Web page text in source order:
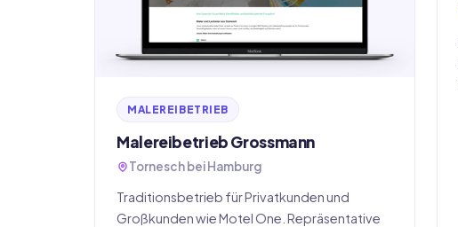
MALEREIBETRIEB
Malereibetrieb Grossmann
Tornesch bei Hamburg
Traditionsbetrieb für Privatkunden und
Großkunden wie Motel One. Repräsentative